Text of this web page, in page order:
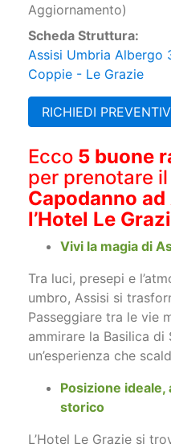
Aggiornamento)
Scheda Struttura:
Assisi Umbria Albergo
Coppie - Le Grazie
RICHIEDI
Ecco 5 buone
per prenotare
Capodanno
l’Hotel Le
Vivi la magia di
Tra luci, presepi e
umbro, Assisi si
Passeggiare tra le vie
ammirare la Basilica di
un’esperienza che
Posizione
storico
L’Hotel Le Grazie si